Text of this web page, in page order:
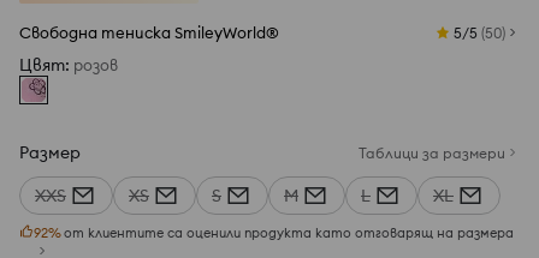
Свободна тениска SmileyWorld® 5/5 (50)
Цвят: розов
Размер Таблици за размери
XXS XS S M L XL
92%от клиентите са оценили продукта като отговарящ на размера